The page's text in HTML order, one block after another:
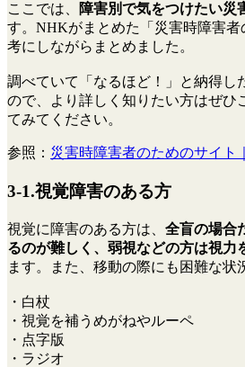
ここでは、 障害別で気をつけたい災
す。NHKがまとめた「災害時障害者
考にしながらまとめました。
調べていて「なるほど！」と納得し
ので、より詳しく知りたい方はぜひ
てみてください。
参照： 災害時障害者のためのサイト
3-1.視覚障害のある方
視覚に障害のある方は、 全盲の場合
るのが難しく、弱視などの方は視力
ます。また、移動の際にも困難な状
・白杖
・視覚を補うめがねやルーペ
・点字版
・ラジオ